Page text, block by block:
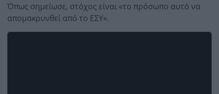
Όπως σημείωσε, στόχος είναι «το πρόσωπο αυτό να
απομακρυνθεί από το ΕΣΥ».